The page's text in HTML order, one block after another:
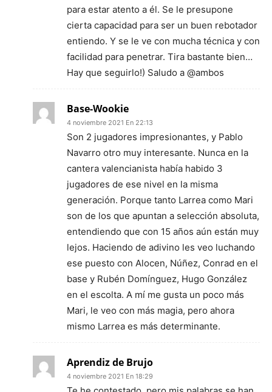
para estar atento a él. Se le presupone
cierta capacidad para ser un buen rebotador
entiendo. Y se le ve con mucha técnica y con
facilidad para penetrar. Tira bastante bien…
Hay que seguirlo!) Saludo a @ambos
Base-Wookie
4 noviembre 2021 En 22:13
Son 2 jugadores impresionantes, y Pablo
Navarro otro muy interesante. Nunca en la
cantera valencianista había habido 3
jugadores de ese nivel en la misma
generación. Porque tanto Larrea como Mari
son de los que apuntan a selección absoluta,
entendiendo que con 15 años aún están muy
lejos. Haciendo de adivino les veo luchando
ese puesto con Alocen, Núñez, Conrad en el
base y Rubén Domínguez, Hugo González
en el escolta. A mí me gusta un poco más
Mari, le veo con más magia, pero ahora
mismo Larrea es más determinante.
Aprendiz de Brujo
4 noviembre 2021 En 18:29